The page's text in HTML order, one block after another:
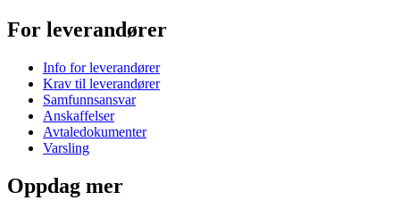
For leverandører
Info for leverandører
Krav til leverandører
Samfunnsansvar
Anskaffelser
Avtaledokumenter
Varsling
Oppdag mer